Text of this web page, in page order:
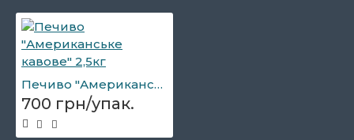
Печиво "Американське кавове" 2,5кг
700 грн/упак.